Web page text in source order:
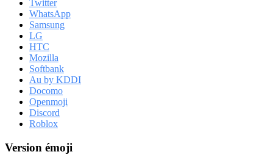
Twitter
WhatsApp
Samsung
LG
HTC
Mozilla
Softbank
Au by KDDI
Docomo
Openmoji
Discord
Roblox
Version émoji